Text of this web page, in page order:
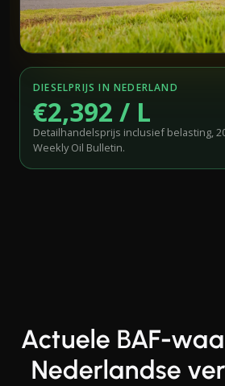
DIESELPRIJS IN NEDERLAND
€2,392 / L
Detailhandelsprijs inclusief belasting,
Weekly Oil Bulletin.
Actuele BAF-
Nederlandse